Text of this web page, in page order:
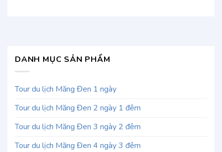
DANH MỤC SẢN PHẨM
Tour du lịch Măng Đen 1 ngày
Tour du lịch Măng Đen 2 ngày 1 đêm
Tour du lịch Măng Đen 3 ngày 2 đêm
Tour du lịch Măng Đen 4 ngày 3 đêm